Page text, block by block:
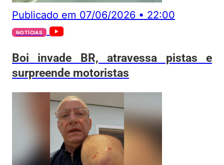
Publicado em 07/06/2026 • 22:00
NOTÍCIAS
Boi invade BR, atravessa pistas e
surpreende motoristas